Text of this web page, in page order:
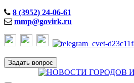
8 (3952) 24-06-61
mmp@govirk.ru
Задать вопрос